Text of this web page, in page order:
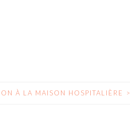
À LA MAISON HOSPITALIÈRE >